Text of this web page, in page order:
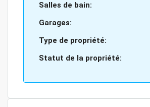
Salles de bain:
Garages:
Type de propriété:
Statut de la propriété: